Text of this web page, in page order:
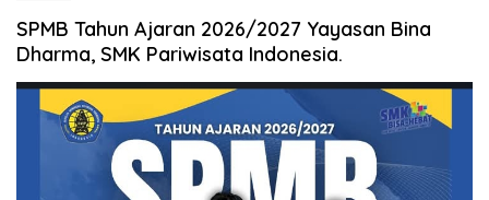
SPMB Tahun Ajaran 2026/2027 Yayasan Bina
Dharma, SMK Pariwisata Indonesia.